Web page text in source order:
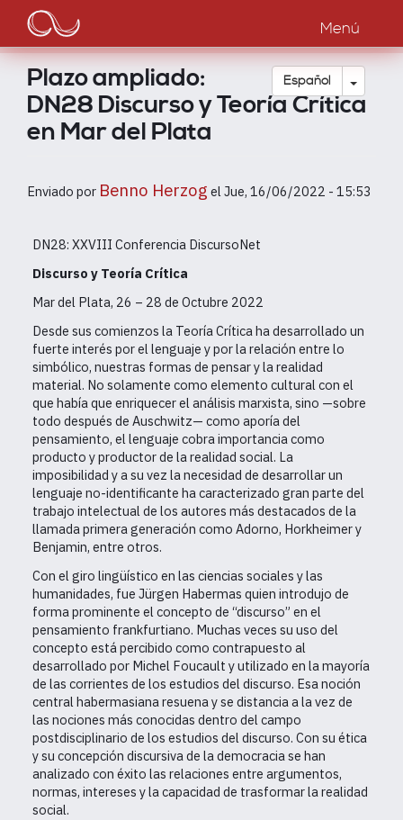
Pasar
contenido
principal
Main
navigation
Menú
Español Toggle
Plazo ampliado:
DN28 Discurso y Teoría Crítica
en Mar del Plata
Enviado por Benno Herzog elJue, 16/06/2022 - 15:53
DN28: XXVIII Conferencia DiscursoNet
Discurso y Teoría Crítica
Mar del Plata, 26 – 28 de Octubre 2022
Desde sus comienzos la Teoría Crítica ha desarrollado un
fuerte interés por el lenguaje y por la relación entre lo
simbólico, nuestras formas de pensar y la realidad
material. No solamente como elemento cultural con el
que había que enriquecer el análisis marxista, sino —sobre
todo después de Auschwitz— como aporía del
pensamiento, el lenguaje cobra importancia como
producto y productor de la realidad social. La
imposibilidad y a su vez la necesidad de desarrollar un
lenguaje no-identificante ha caracterizado gran parte del
trabajo intelectual de los autores más destacados de la
llamada primera generación como Adorno, Horkheimer y
Benjamin, entre otros.
Con el giro lingüístico en las ciencias sociales y las
humanidades, fue Jürgen Habermas quien introdujo de
forma prominente el concepto de “discurso” en el
pensamiento frankfurtiano. Muchas veces su uso del
concepto está percibido como contrapuesto al
desarrollado por Michel Foucault y utilizado en la mayoría
de las corrientes de los estudios del discurso. Esa noción
central habermasiana resuena y se distancia a la vez de
las nociones más conocidas dentro del campo
postdisciplinario de los estudios del discurso. Con su ética
y su concepción discursiva de la democracia se han
analizado con éxito las relaciones entre argumentos,
normas, intereses y la capacidad de trasformar la realidad
social.